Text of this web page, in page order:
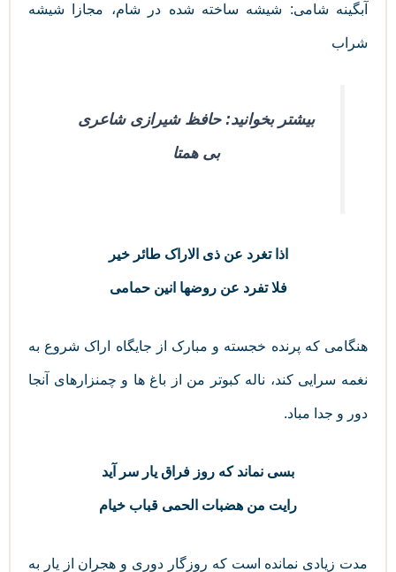
آبگینه شامی: شیشه ساخته شده در شام، مجازا شیشه
شراب
بیشتر بخوانید: حافظ شیرازی شاعری
بی همتا
اذا تغرد عن ذی الاراک طائر خیر
فلا تفرد عن روضها انین حمامی
هنگامی که پرنده خجسته و مبارک از جایگاه اراک شروع به
نغمه سرایی کند، ناله کبوتر من از باغ ها و چمنزارهای آنجا
دور و جدا مباد.
بسی نماند که روز فراق یار سر آید
رایت من هضبات الحمی قباب خیام
مدت زیادی نمانده است که روزگار دوری و هجران از یار به